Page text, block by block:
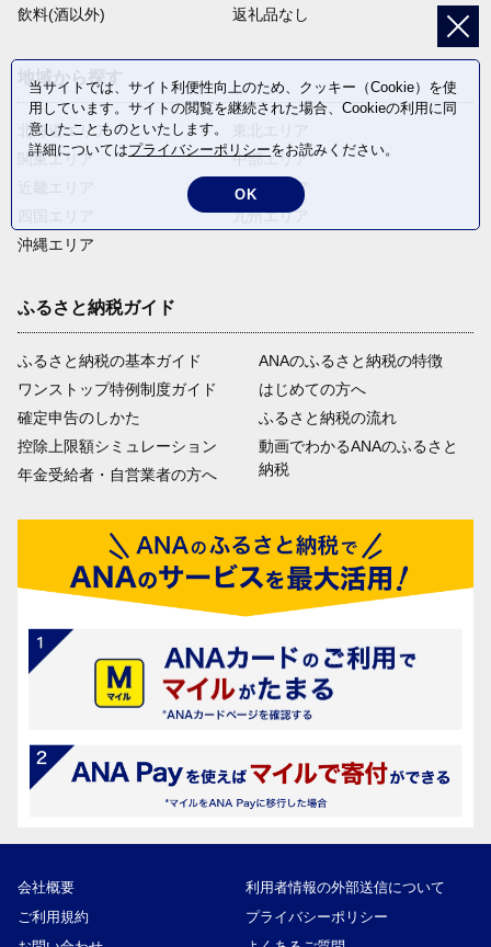
飲料(酒以外)
返礼品なし
地域から探す
北海道エリア
関東エリア
沖縄エリア
中部エリア
中国エリア
九州エリア
ふるさと納税ガイド
ふるさと納税の基本ガイド
ワンストップ特例制度ガイド
確定申告のしかた
控除上限額シミュレーション
年金受給者・自営業者の方へ
ANAのふるさと納税の特徴
はじめての方へ
ふるさと納税の流れ
動画でわかるANAのふるさと
納税
会社概要
利用者情報の外部送信について
ご利用規約
プライバシーポリシー
当サイトでは、サイト利便性向上のため、クッキー（Cookie）を使
用しています。サイトの閲覧を継続された場合、Cookieの利用に同
意したことものといたします。
詳細についてはプライバシーポリシーをお読みください。
OK